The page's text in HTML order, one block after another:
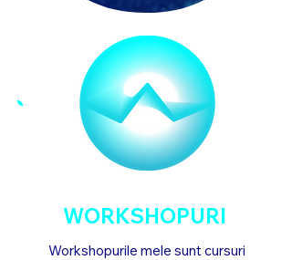
WORKSHOPURI
Workshopurile mele sunt cursuri